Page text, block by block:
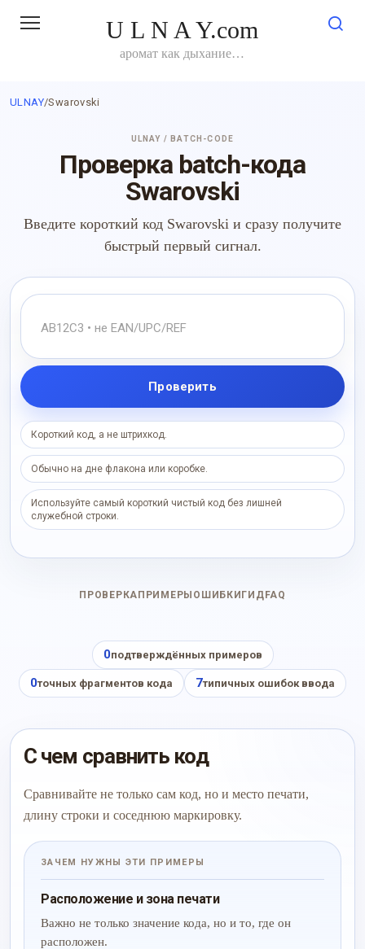
U L N A Y.com
аромат как дыхание…
ULNAY/Swarovski
ULNAY / BATCH-CODE
Проверка batch-кода
Swarovski
Введите короткий код Swarovski и сразу получите
быстрый первый сигнал.
Проверить
Короткий код, а не штрихкод.
Обычно на дне флакона или коробке.
Используйте самый короткий чистый код без лишней
служебной строки.
ПРОВЕРКА ПРИМЕРЫ ОШИБКИ ГИД FAQ
0подтверждённых примеров
0точных фрагментов кода 7типичных ошибок ввода
С чем сравнить код
Сравнивайте не только сам код, но и место печати,
длину строки и соседнюю маркировку.
ЗАЧЕМ НУЖНЫ ЭТИ ПРИМЕРЫ
Расположение и зона печати
Важно не только значение кода, но и то, где он
расположен.